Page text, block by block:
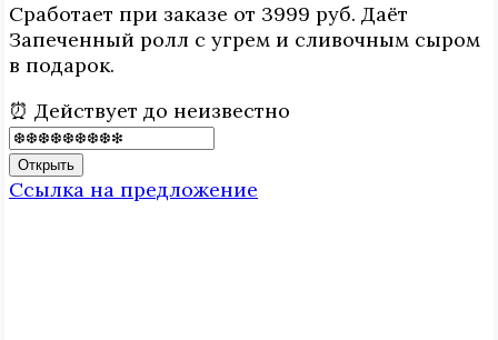
Сработает при заказе от 3999 руб. Даёт
Запеченный ролл с угрем и сливочным сыром
в подарок.
⏰ Действует до неизвестно
Открыть
Ссылка на предложение